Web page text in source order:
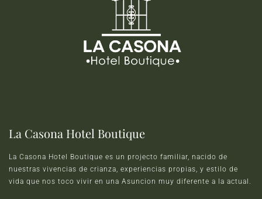
La Casona Hotel Boutique
La Casona Hotel Boutique es un projecto familiar, nacido de
nuestras vivencias de crianza, experiencias propias, y estilo de
vida que nos toco vivir en una Asuncion muy diferente a la actual.